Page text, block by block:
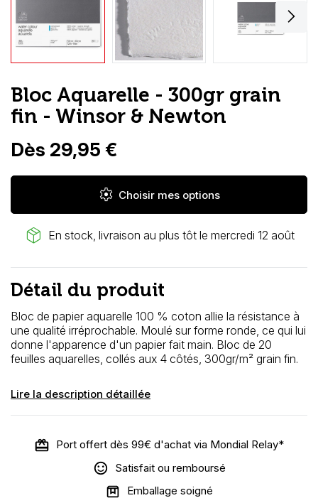
Bloc Aquarelle - 300gr grain
fin - Winsor & Newton
Dès 29,95 €
settings Choisir mes options
package_2 En stock, livraison au plus tôt le mercredi 12 août
Détail du produit
Bloc de papier aquarelle 100 % coton allie la résistance à
une qualité irréprochable. Moulé sur forme ronde, ce qui lui
donne l'apparence d'un papier fait main. Bloc de 20
feuilles aquarelles, collés aux 4 côtés, 300gr/m² grain fin.
Lire la description détaillée
Port offert dès 99€ d'achat via Mondial Relay*
Satisfait ou remboursé
Emballage soigné